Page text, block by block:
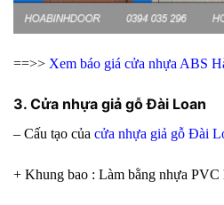
==>> Xem báo giá cửa nhựa ABS
3. Cửa nhựa giả gỗ Đài Loan
– Cấu tạo của cửa nhựa giả gỗ Đài
+ Khung bao : Làm bằng nhựa PVC